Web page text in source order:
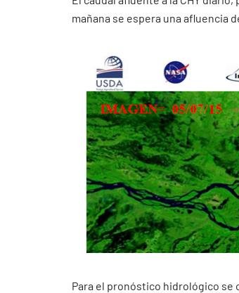
mañana se espera una afluencia
Para el pronóstico hidrológico se